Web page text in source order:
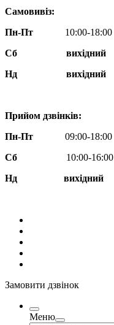
Самовивіз:
Пн-Пт
10:00-18:00
Сб
вихідний
Нд
вихідний
Прийом дзвінків:
Пн-Пт
09:00-18:00
Сб
10:00-16:00
Нд вихідний
Замовити дзвінок
Меню